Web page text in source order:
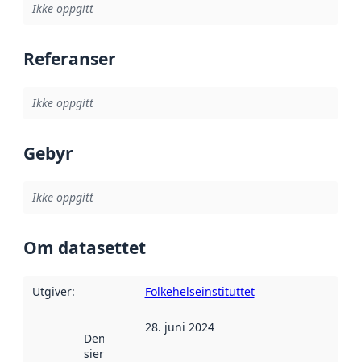
Ikke oppgitt
Referanser
Ikke oppgitt
Gebyr
Ikke oppgitt
Om datasettet
Utgiver: Folkehelseinstituttet
Denne datoen
sier når
28. juni 2024